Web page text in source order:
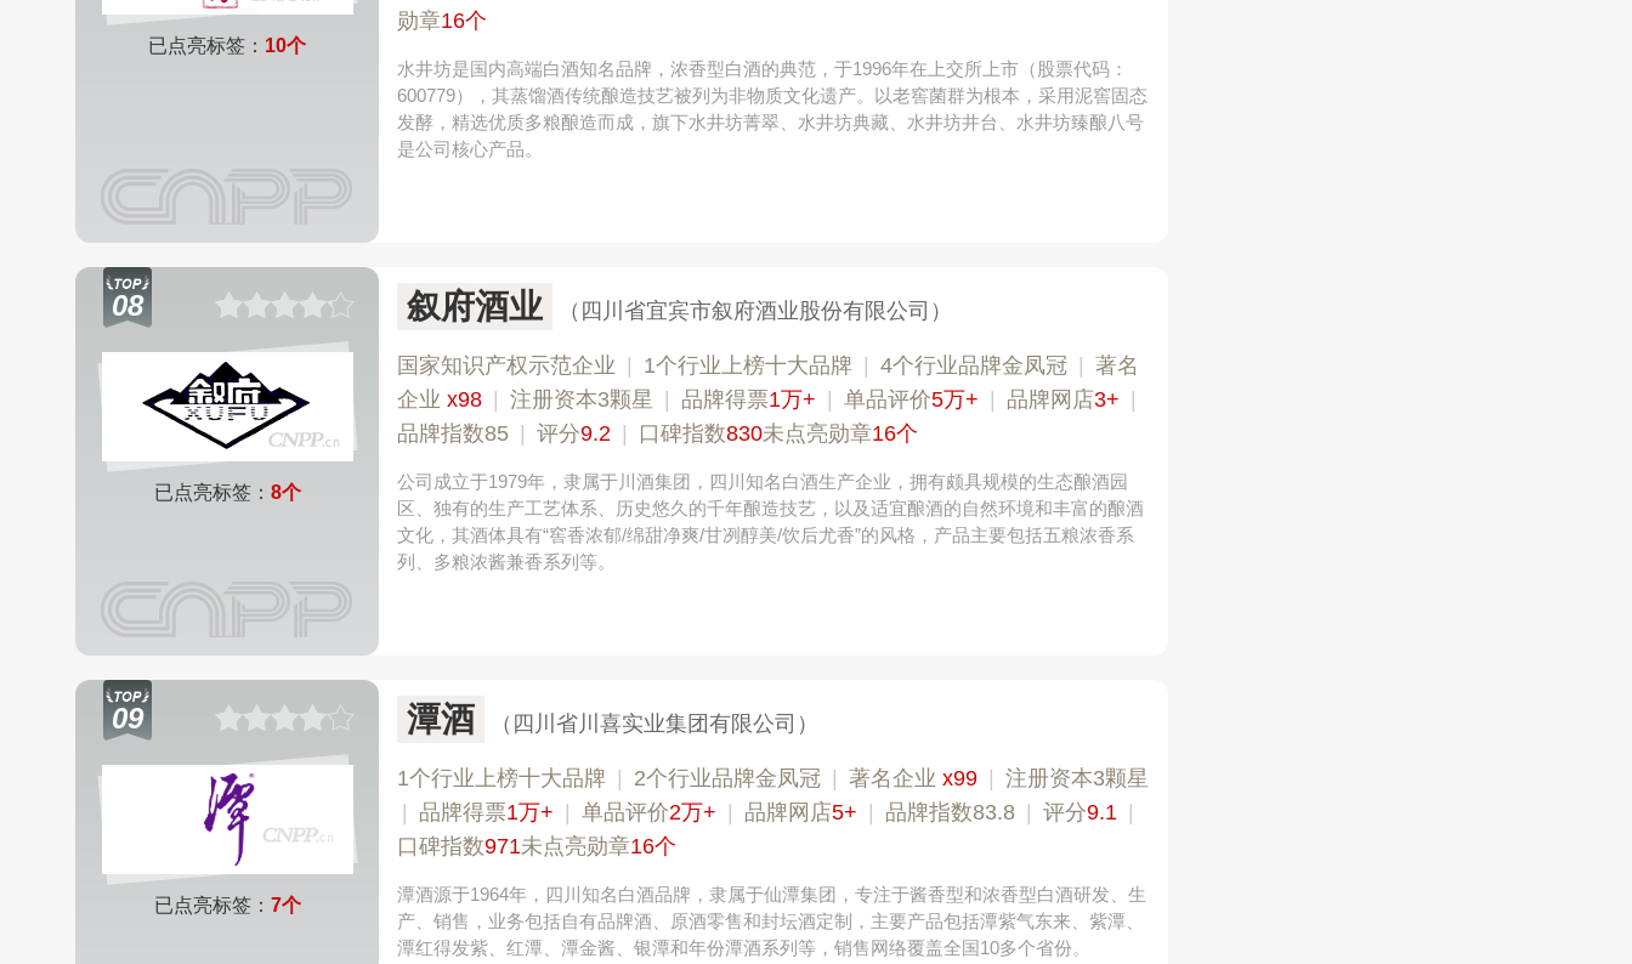
已点亮标签： 10个
勋章16个
水井坊是国内高端白酒知名品牌，浓香型白酒的典范，于1996年在上交所上市（股票代码：
600779），其蒸馏酒传统酿造技艺被列为非物质文化遗产。以老窖菌群为根本，采用泥窖固态
发酵，精选优质多粮酿造而成，旗下水井坊菁翠、水井坊典藏、水井坊井台、水井坊臻酿八号
是公司核心产品。
08
已点亮标签： 8个
叙府酒业 （四川省宜宾市叙府酒业股份有限公司）
国家知识产权示范企业 1个行业上榜十大品牌 4个行业品牌金凤冠
著名
企业 x98 注册资本3颗星 品牌得票1万+ 单品评价5万+ 品牌网店3+
品牌指数85
评分9.2 口碑指数830未点亮勋章16个
公司成立于1979年，隶属于川酒集团，四川知名白酒生产企业，拥有颇具规模的生态酿酒园
区、独有的生产工艺体系、历史悠久的千年酿造技艺，以及适宜酿酒的自然环境和丰富的酿酒
文化，其酒体具有“窖香浓郁/绵甜净爽/甘冽醇美/饮后尤香”的风格，产品主要包括五粮浓香系
列、多粮浓酱兼香系列等。
09
已点亮标签： 7个
潭酒 （四川省川喜实业集团有限公司）
1个行业上榜十大品牌 2个行业品牌金凤冠 著名企业 x99
注册资本3颗星
品牌得票1万+ 单品评价2万+ 品牌网店5+ 品牌指数83.8 评分9.1
口碑指数971未点亮勋章16个
潭酒源于1964年，四川知名白酒品牌，隶属于仙潭集团，专注于酱香型和浓香型白酒研发、生
产、销售，业务包括自有品牌酒、原酒零售和封坛酒定制，主要产品包括潭紫气东来、紫潭、
潭红得发紫、红潭、潭金酱、银潭和年份潭酒系列等，销售网络覆盖全国10多个省份。